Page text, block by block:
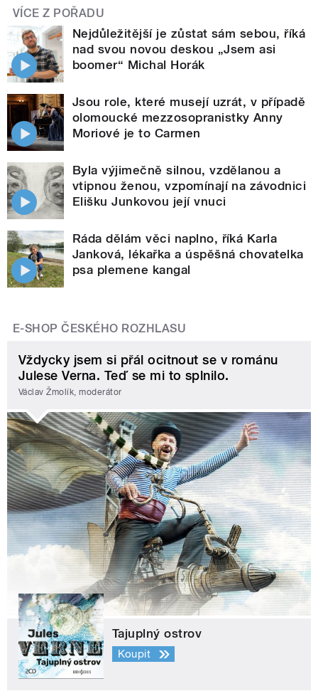
VÍCE Z POŘADU
Nejdůležitější je zůstat sám sebou, říká
nad svou novou deskou „Jsem asi
boomer“ Michal Horák
Jsou role, které musejí uzrát, v případě
olomoucké mezzosopranistky Anny
Moriové je to Carmen
Byla výjimečně silnou, vzdělanou a
vtipnou ženou, vzpomínají na závodnici
Elišku Junkovou její vnuci
Ráda dělám věci naplno, říká Karla
Janková, lékařka a úspěšná chovatelka
psa plemene kangal
E-SHOP ČESKÉHO ROZHLASU
Vždycky jsem si přál ocitnout se v románu
Julese Verna. Teď se mi to splnilo.
Václav Žmolík, moderátor
Tajuplný ostrov
Koupit